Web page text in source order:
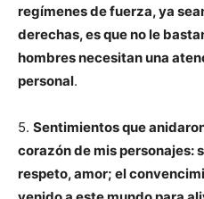
regímenes de fuerza, ya
derechas, es que no le
hombres necesitan una
personal.
5. Sentimientos que
corazón de mis personajes:
respeto, amor; el